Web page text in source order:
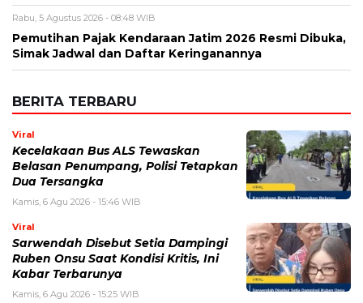
Nama*
Simpan nama, email, dan situs web saya pada peramban ini
untuk komentar saya berikutnya.